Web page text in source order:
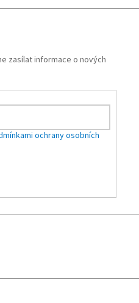
zasílat informace o nových
ochrany osobních